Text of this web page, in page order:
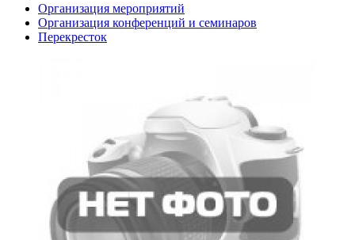
Организация мероприятий
Организация конференций и семинаров
Перекресток